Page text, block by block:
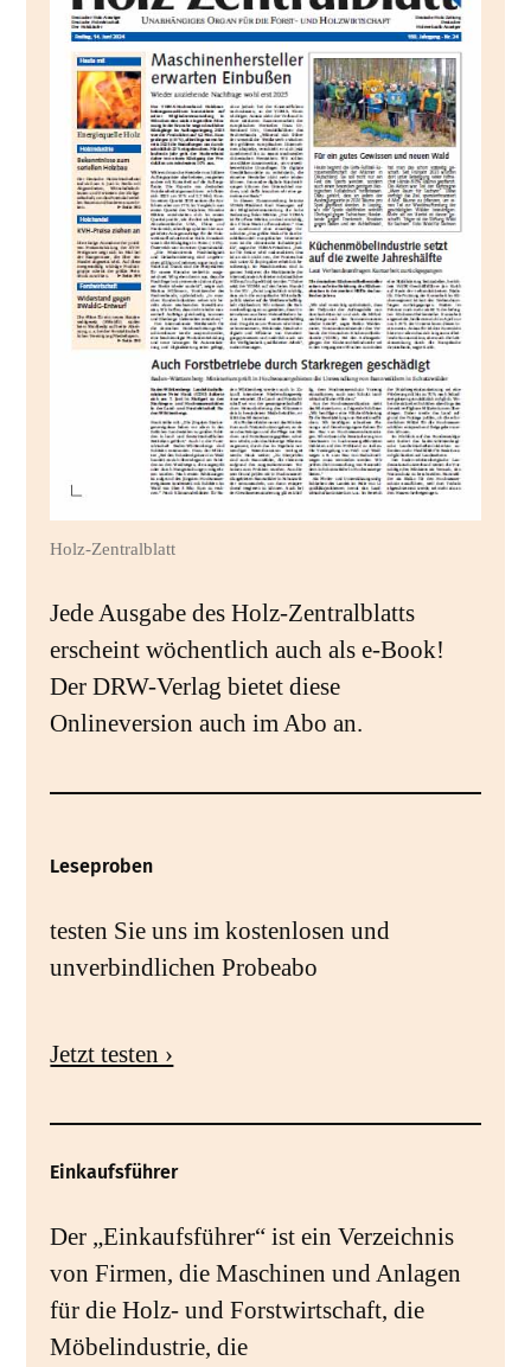
Holz-Zentralblatt
Jede Ausgabe des Holz-Zentralblatts
erscheint wöchentlich auch als e-Book!
Der DRW-Verlag bietet diese
Onlineversion auch im Abo an.
Leseproben
testen Sie uns im kostenlosen und
unverbindlichen Probeabo
Jetzt testen ›
Einkaufsführer
Der „Einkaufsführer“ ist ein Verzeichnis
von Firmen, die Maschinen und Anlagen
für die Holz- und Forstwirtschaft, die
Möbelindustrie, die